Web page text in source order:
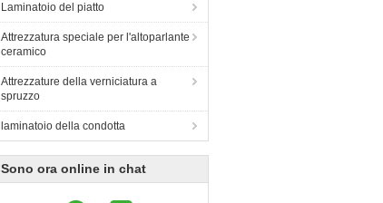
Laminatoio del piatto
Attrezzatura speciale per l'altoparlante
ceramico
Attrezzature della verniciatura a
spruzzo
laminatoio della condotta
Sono ora online in chat